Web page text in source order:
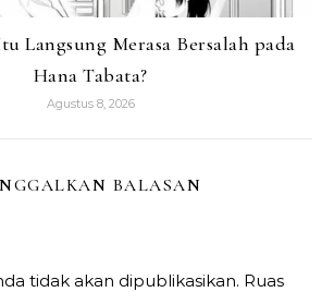
Langsung Merasa Bersalah pada
Hana Tabata?
Agustus 8, 2026
BALASAN
tidak akan dipublikasikan. Ruas